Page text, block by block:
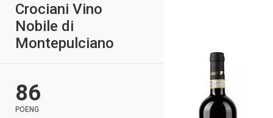
Crociani Vino
Nobile di
Montepulciano
86
POENG